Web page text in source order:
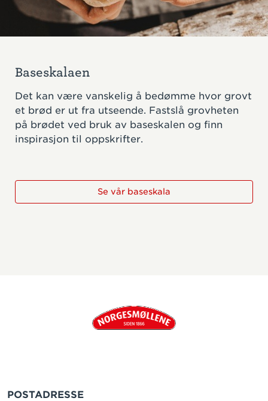
Baseskalaen
Det kan være vanskelig å bedømme hvor grovt
et brød er ut fra utseende. Fastslå grovheten
på brødet ved bruk av baseskalen og finn
inspirasjon til oppskrifter.
Se vår baseskala
POSTADRESSE